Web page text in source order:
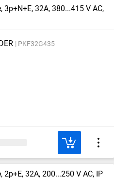
3p+N+E, 32A, 380...415 V AC,
PKF32G435
2p+E, 32A, 200...250 V AC, IP